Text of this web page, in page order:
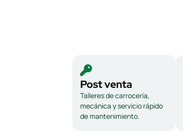
Post venta
Talleres de carrocería,
mecánica y servicio rápido
de mantenimiento.